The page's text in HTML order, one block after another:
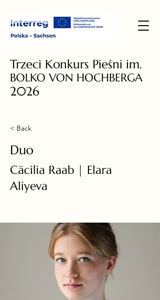
Trzeci Konkurs Pieśni im.
BOLKO VON HOCHBERGA
2026
< Back
Duo
Cäcilia Raab | Elara
Aliyeva